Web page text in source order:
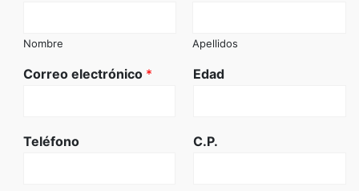
Nombre Apellidos
Correo electrónico * Edad
Teléfono C.P.